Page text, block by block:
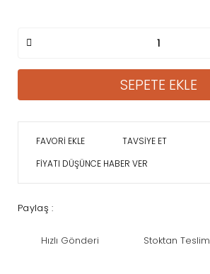
SEPETE EKLE
TAVSİYE ET
FİYATI DÜŞÜNCE HABER VER
Paylaş :
Hızlı Gönderi Stoktan Teslim